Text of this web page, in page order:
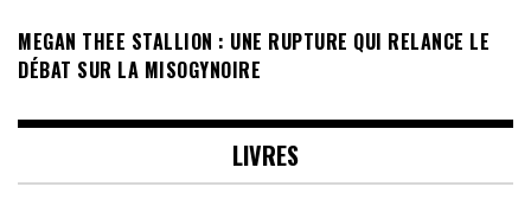
MEGAN THEE STALLION : UNE RUPTURE QUI RELANCE LE
DÉBAT SUR LA MISOGYNOIRE
LIVRES